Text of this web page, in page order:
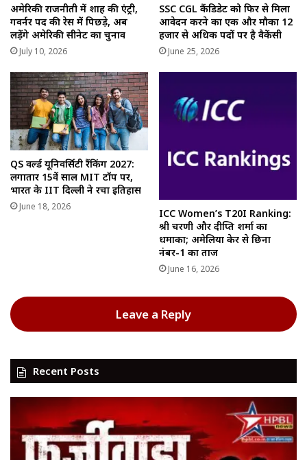
अमेरिकी राजनीती में शाह की एंट्री,
गवर्नर पद की रेस में पिछड़े, अब
लड़ेंगे अमेरिकी सीनेट का चुनाव
July 10, 2026
SSC CGL कैंडिडेट को फिर से मिला
आवेदन करने का एक और मौका 12
हजार से अधिक पदों पर है वैकेंसी
June 25, 2026
QS वर्ल्ड यूनिवर्सिटी रैंकिंग 2027:
लगातार 15वें साल MIT टॉप पर,
भारत के IIT दिल्ली ने रचा इतिहास
June 18, 2026
ICC Women’s T20I Ranking:
श्री चरणी और दीप्ति शर्मा का
धमाका; अमेलिया केर से छिना
नंबर-1 का ताज
June 16, 2026
Leave a Reply
Recent Posts